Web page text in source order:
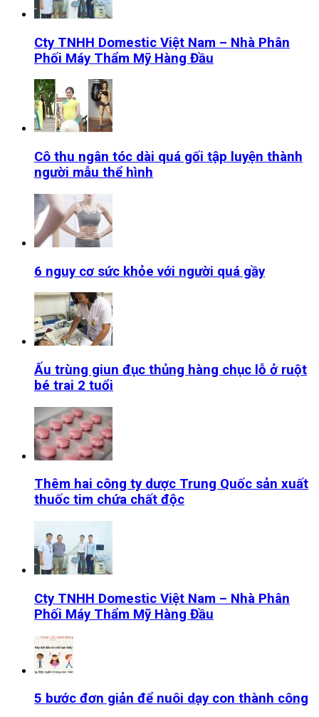
Cty TNHH Domestic Việt Nam – Nhà Phân
Phối Máy Thẩm Mỹ Hàng Đầu
Cô thu ngân tóc dài quá gối tập luyện thành
người mẫu thể hình
6 nguy cơ sức khỏe với người quá gầy
Ấu trùng giun đục thủng hàng chục lỗ ở ruột
bé trai 2 tuổi
Thêm hai công ty dược Trung Quốc sản xuất
thuốc tim chứa chất độc
Cty TNHH Domestic Việt Nam – Nhà Phân
Phối Máy Thẩm Mỹ Hàng Đầu
5 bước đơn giản để nuôi dạy con thành công